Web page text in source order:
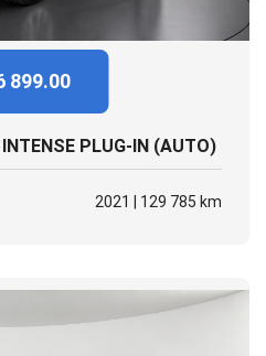
899.00
PLUG-IN (AUTO)
2021 | 129 785 km